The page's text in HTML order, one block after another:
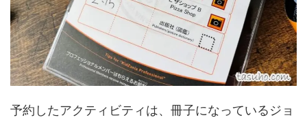
予約したアクティビティは、冊子になっているジョ